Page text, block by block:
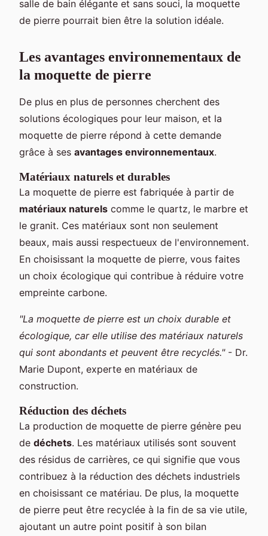
salle de bain élégante et sans souci, la moquette
de pierre pourrait bien être la solution idéale.
Les avantages environnementaux de
la moquette de pierre
De plus en plus de personnes cherchent des
solutions écologiques pour leur maison, et la
moquette de pierre répond à cette demande
grâce à ses avantages environnementaux.
Matériaux naturels et durables
La moquette de pierre est fabriquée à partir de
matériaux naturels comme le quartz, le marbre et
le granit. Ces matériaux sont non seulement
beaux, mais aussi respectueux de l'environnement.
En choisissant la moquette de pierre, vous faites
un choix écologique qui contribue à réduire votre
empreinte carbone.
"La moquette de pierre est un choix durable et
écologique, car elle utilise des matériaux naturels
qui sont abondants et peuvent être recyclés."- Dr.
Marie Dupont, experte en matériaux de
construction.
Réduction des déchets
La production de moquette de pierre génère peu
de déchets. Les matériaux utilisés sont souvent
des résidus de carrières, ce qui signifie que vous
contribuez à la réduction des déchets industriels
en choisissant ce matériau. De plus, la moquette
de pierre peut être recyclée à la fin de sa vie utile,
ajoutant un autre point positif à son bilan